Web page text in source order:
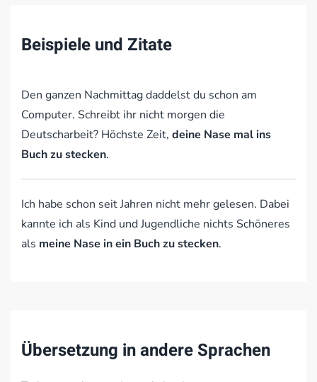
Beispiele und Zitate
Den ganzen Nachmittag daddelst du schon am
Computer. Schreibt ihr nicht morgen die
Deutscharbeit? Höchste Zeit, deine Nase mal ins
Buch zu stecken.
Ich habe schon seit Jahren nicht mehr gelesen. Dabei
kannte ich als Kind und Jugendliche nichts Schöneres
als meine Nase in ein Buch zu stecken.
Übersetzung in andere Sprachen